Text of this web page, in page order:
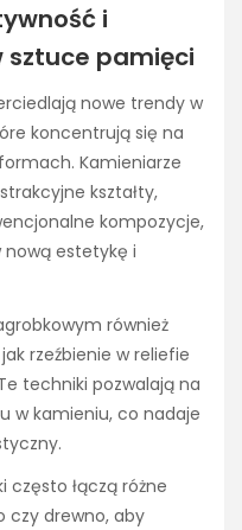
i
sztuce pamięci
nowe trendy w
koncentrują się na
Kamieniarze
kształty,
kompozycje,
estetykę i
również
rzeźbienie w reliefie
techniki pozwalają na
w kamieniu, co nadaje
często łączą różne
czy drewno, aby